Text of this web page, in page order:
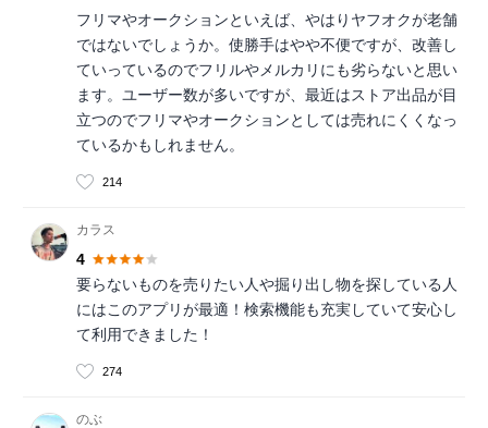
フリマやオークションといえば、やはりヤフオクが老舗
ではないでしょうか。使勝手はやや不便ですが、改善し
ていっているのでフリルやメルカリにも劣らないと思い
ます。ユーザー数が多いですが、最近はストア出品が目
立つのでフリマやオークションとしては売れにくくなっ
ているかもしれません。
214
カラス
4
要らないものを売りたい人や掘り出し物を探している人
にはこのアプリが最適！検索機能も充実していて安心し
て利用できました！
274
のぶ